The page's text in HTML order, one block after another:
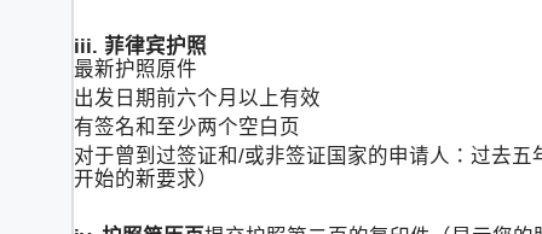
iii. 菲律宾护照
最新护照原件
出发日期前六个月以上有效
有签名和至少两个空白页
对于曾到过签证和/或非签证国家的申请人：过去
开始的新要求）